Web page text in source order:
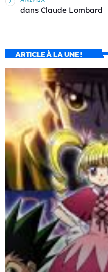
dans Claude Lombard
ARTICLE À LA UNE !